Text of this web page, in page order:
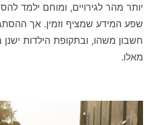
יותר מהר לגירויים, ומוחם ילמד
שפע המידע שמציף וזמין. אך
חשבון משהו, ובתקופת הילדות
מאלו.